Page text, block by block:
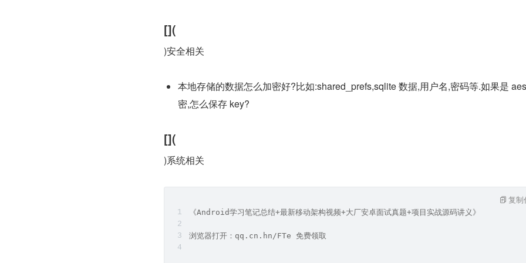
[](
)安全相关
本地存储的数据怎么加密好?比如:shared_prefs,sqlite 数据,用户名,密码等.如果是
密,怎么保存 key?
[](
)系统相关
《Android学习笔记总结+最新移动架构视频+大厂安卓面试真题+项目实战源码讲义》
浏览器打开：qq.cn.hn/FTe 免费领取
复制